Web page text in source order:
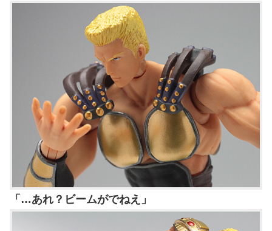
「…あれ？ビームがでねえ」